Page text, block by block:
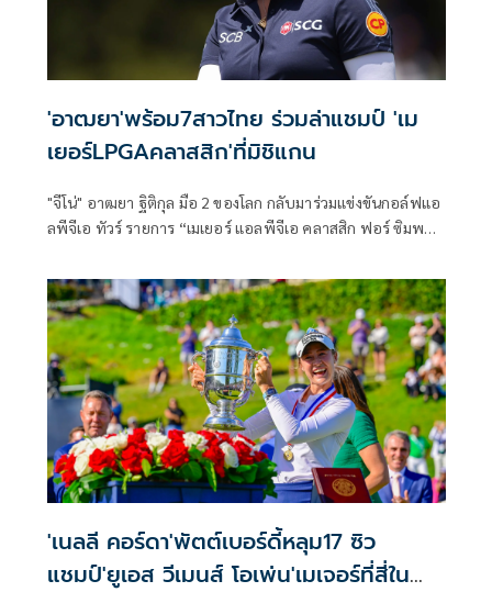
'อาฒยา'พร้อม7สาวไทย ร่วมล่าแชมป์ 'เม
เยอร์LPGAคลาสสิก'ที่มิชิแกน
"จีโน่" อาฒยา ฐิติกุล มือ 2 ของโลก กลับมาร่วมแข่งขันกอล์ฟแอ
ลพีจีเอ ทัวร์ รายการ “เมเยอร์ แอลพีจีเอ คลาสสิก ฟอร์ ซิมพลี
นักกอล์ฟสาวไทย ร่วมไล่ล่าแชมป์ ชิงเงินรางวัลรวม 3.25 ล้าน
ดอลลาร์สหรัฐ หรือราว 105.6 ล้านบาท ท่ามกลางการประชัน
วงสวิงกับยอดนักกอล์ฟหญิงระดับโลกมากมาย
'เนลลี คอร์ดา'พัตต์เบอร์ดี้หลุม17 ซิว
แชมป์'ยูเอส วีเมนส์ โอเพ่น'เมเจอร์ที่สี่ใน